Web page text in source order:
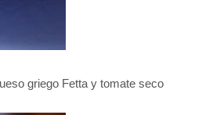
griego Fetta y tomate seco